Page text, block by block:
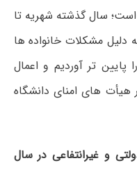
است؛ سال گذشته شهریه تا
دلیل مشکلات خانواده ها
تر آوردیم و اعمال
اختیار هیأت های امنای دانشگاه
و غیرانتفاعی در سال